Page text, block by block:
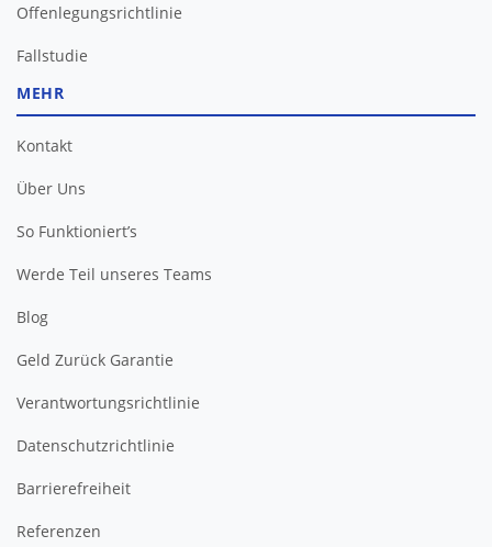
Offenlegungsrichtlinie
Fallstudie
MEHR
Kontakt
Über Uns
So Funktioniert’s
Werde Teil unseres Teams
Blog
Geld Zurück Garantie
Verantwortungsrichtlinie
Datenschutzrichtlinie
Barrierefreiheit